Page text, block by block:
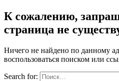
К сожалению,
страница не
Ничего не найдено по данному
воспользоваться поиском или
Search for: